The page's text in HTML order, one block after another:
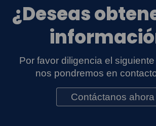
¿Deseas
Por favor diligencia el
nos pondremos en
Contáctanos ahora